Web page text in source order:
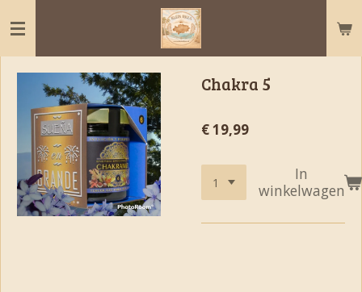
direct
naar
hoofdinhoud
Chakra 5
€ 19,99
In
winkelwagen